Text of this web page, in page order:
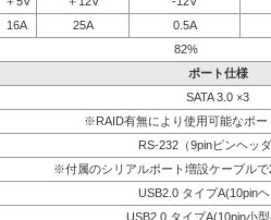
16A 25A 0.5A
82%
ポート仕様
SATA 3.0 ×3
※RAID有無により使用可能なポー
RS-232（9pinピンヘッ
※付属のシリアルポート増設ケーブル
USB2.0 タイプA(10pin
USB2.0 タイプA(10pin小